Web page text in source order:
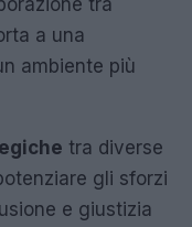
a una
ambiente più
tra diverse
gli sforzi
e giustizia